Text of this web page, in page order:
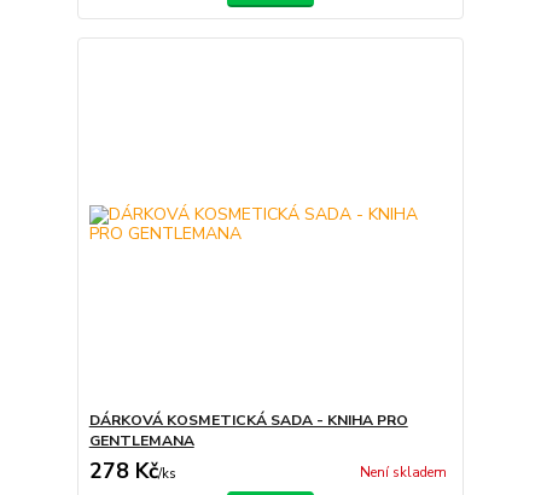
DÁRKOVÁ KOSMETICKÁ SADA - KNIHA PRO
GENTLEMANA
278 Kč/ks Není skladem